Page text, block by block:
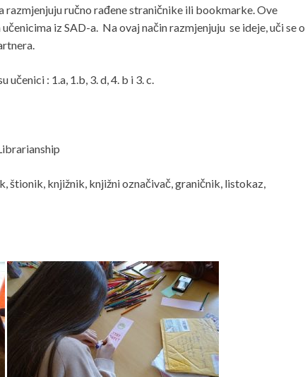
razmjenjuju ručno rađene straničnike ili bookmarke. Ove
iz SAD-a. Na ovaj način razmjenjuju se ideje, uči se o
: 1.a, 1.b, 3. d, 4. b i 3. c.
štionik, knjižnik, knjižni označivač, graničnik, listokaz,